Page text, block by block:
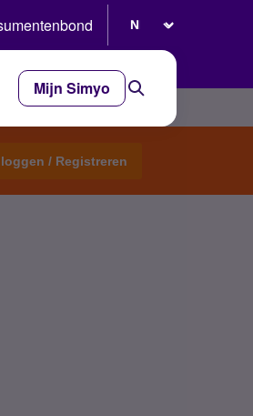
Mijn Simyo
/ Registreren